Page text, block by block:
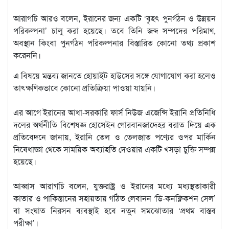
আরাগচি আরও বলেন, ইরানের জন্য একটি ‘বৃহৎ পুনর্গঠন ও উন্নয়ন
পরিকল্পনা’ চালু করা হয়েছে। তবে তিনি জব্দ সম্পদের পরিমাণ,
অবস্থান কিংবা পুনর্গঠন পরিকল্পনার বিস্তারিত কোনো তথ্য প্রকাশ
করেননি।
এ বিষয়ে মন্তব্য জানতে হোয়াইট হাউসের সঙ্গে যোগাযোগ করা হলেও
তাৎক্ষণিকভাবে কোনো প্রতিক্রিয়া পাওয়া যায়নি।
এর আগে ইরানের আধা-সরকারি ফার্স নিউজ এজেন্সি ইরানি প্রতিনিধি
দলের অর্থনীতি বিশেষজ্ঞ হোসেইন গোরবানজাদেহর বরাত দিয়ে এক
প্রতিবেদনে জানায়, ইরানি তেল ও তেলজাত পণ্যের ওপর মার্কিন
নিষেধাজ্ঞা থেকে সাময়িক অব্যাহতি দেওয়ার একটি খসড়া চুক্তি সম্পন্ন
হয়েছে।
আব্বাস আরাগচি বলেন, যুক্তরাষ্ট্র ও ইরানের মধ্যে মধ্যস্থতাকারী
কাতার ও পাকিস্তানের সহায়তায় গঠিত লেবানন ‘ডি-কনফ্লিকশন সেল’
বা সংঘাত নিরসন ব্যবস্থাই হবে নতুন সমঝোতার ‘প্রথম বাস্তব
পরীক্ষা’।